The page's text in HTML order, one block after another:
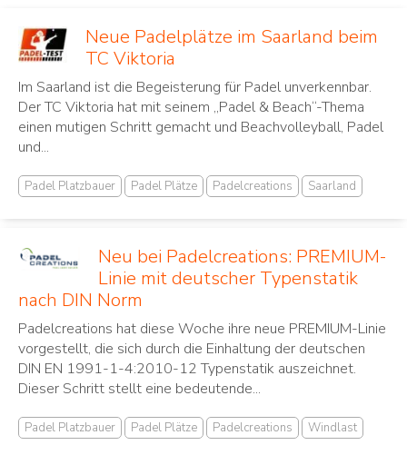
Neue Padelplätze im Saarland beim
TC Viktoria
Im Saarland ist die Begeisterung für Padel unverkennbar.
Der TC Viktoria hat mit seinem „Padel & Beach“-Thema
einen mutigen Schritt gemacht und Beachvolleyball, Padel
und...
Padel Platzbauer Padel Plätze Padelcreations Saarland
Neu bei Padelcreations: PREMIUM-
Linie mit deutscher Typenstatik
nach DIN Norm
Padelcreations hat diese Woche ihre neue PREMIUM-Linie
vorgestellt, die sich durch die Einhaltung der deutschen
DIN EN 1991-1-4:2010-12 Typenstatik auszeichnet.
Dieser Schritt stellt eine bedeutende...
Padel Platzbauer Padel Plätze Padelcreations Windlast